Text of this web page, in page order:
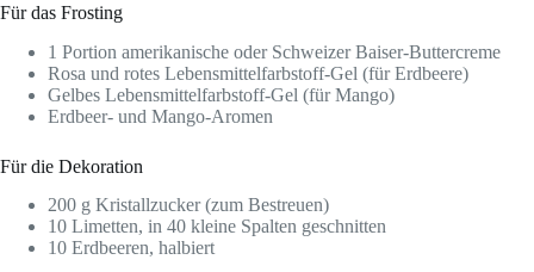
Für das Frosting
1 Portion amerikanische oder Schweizer Baiser-Buttercreme
Rosa und rotes Lebensmittelfarbstoff-Gel (für Erdbeere)
Gelbes Lebensmittelfarbstoff-Gel (für Mango)
Erdbeer- und Mango-Aromen
Für die Dekoration
200 g Kristallzucker (zum Bestreuen)
10 Limetten, in 40 kleine Spalten geschnitten
10 Erdbeeren, halbiert